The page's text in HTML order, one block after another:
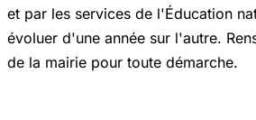
et par les services de l'Éducation
évoluer d'une année sur l'autre.
de la mairie pour toute démarche.